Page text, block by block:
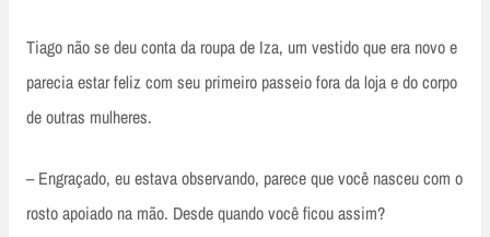
Tiago não se deu conta da roupa de Iza, um vestido que era novo e
parecia estar feliz com seu primeiro passeio fora da loja e do corpo
de outras mulheres.
– Engraçado, eu estava observando, parece que você nasceu com o
rosto apoiado na mão. Desde quando você ficou assim?